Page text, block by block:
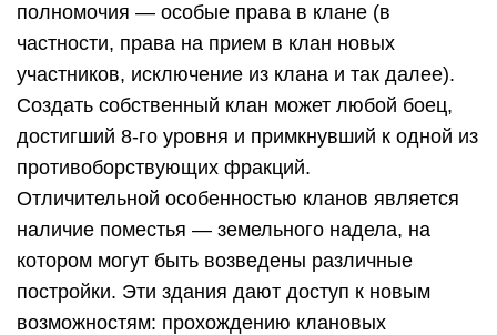
полномочия — особые права в клане (в
частности, права на прием в клан новых
участников, исключение из клана и так далее).
Создать собственный клан может любой боец,
достигший 8-го уровня и примкнувший к одной из
противоборствующих фракций.
Отличительной особенностью кланов является
наличие поместья — земельного надела, на
котором могут быть возведены различные
постройки. Эти здания дают доступ к новым
возможностям: прохождению клановых